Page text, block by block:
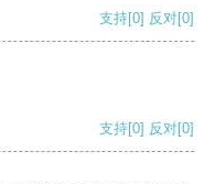
支持[0] 反对[0]
支持[0] 反对[0]